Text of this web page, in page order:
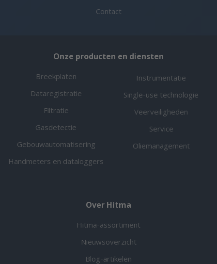
Contact
Onze producten en diensten
Breekplaten
Dataregistratie
Filtratie
Gasdetectie
Gebouwautomatisering
Handmeters en dataloggers
Instrumentatie
Single-use technologie
Veerveiligheden
Service
Oliemanagement
Over Hitma
Hitma-assortiment
Nieuwsoverzicht
Blog-artikelen